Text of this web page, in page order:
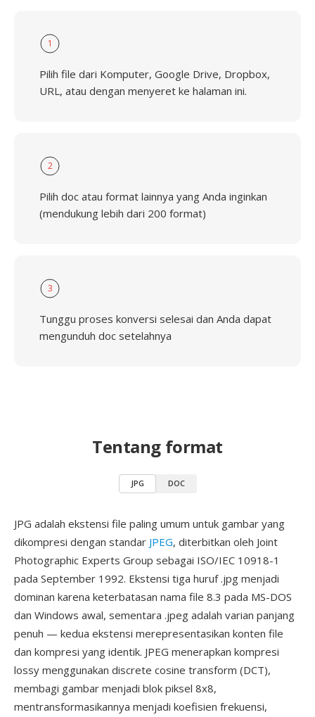
1
Pilih file dari Komputer, Google Drive, Dropbox,
URL, atau dengan menyeret ke halaman ini.
2
Pilih doc atau format lainnya yang Anda inginkan
(mendukung lebih dari 200 format)
3
Tunggu proses konversi selesai dan Anda dapat
mengunduh doc setelahnya
Tentang format
JPG DOC
JPG adalah ekstensi file paling umum untuk gambar yang
dikompresi dengan standar JPEG, diterbitkan oleh Joint
Photographic Experts Group sebagai ISO/IEC 10918-1
pada September 1992. Ekstensi tiga huruf .jpg menjadi
dominan karena keterbatasan nama file 8.3 pada MS-DOS
dan Windows awal, sementara .jpeg adalah varian panjang
penuh — kedua ekstensi merepresentasikan konten file
dan kompresi yang identik. JPEG menerapkan kompresi
lossy menggunakan discrete cosine transform (DCT),
membagi gambar menjadi blok piksel 8x8,
mentransformasikannya menjadi koefisien frekuensi,